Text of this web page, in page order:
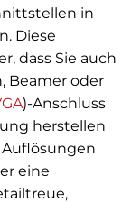
in
Diese
dass Sie auch
Beamer oder
)-Anschluss
herstellen
eine